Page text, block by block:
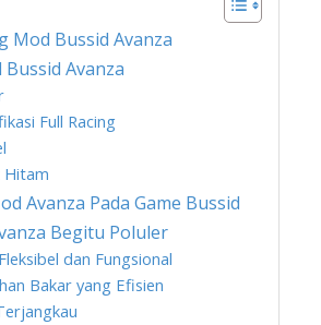
Mod Bussid Avanza
Avanza
Full Racing
Hitam
Avanza Pada Game Bussid
Begitu Poluler
dan Fungsional
Bakar yang Efisien